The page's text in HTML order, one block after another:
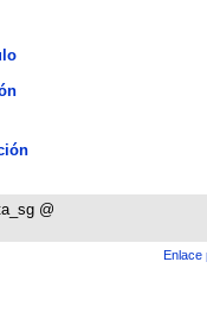
@
Enlace